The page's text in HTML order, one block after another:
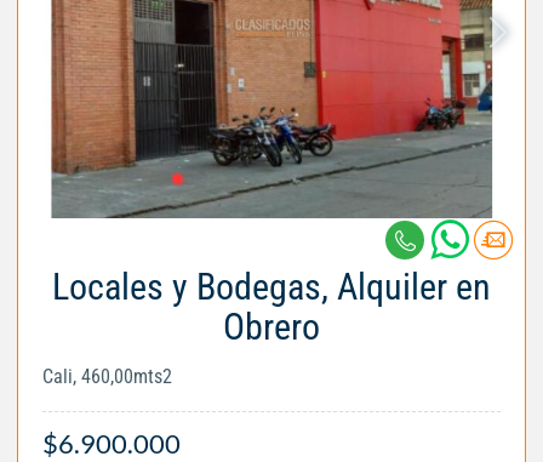
Locales y Bodegas, Alquiler en
Obrero
Cali, 460,00mts2
$6.900.000